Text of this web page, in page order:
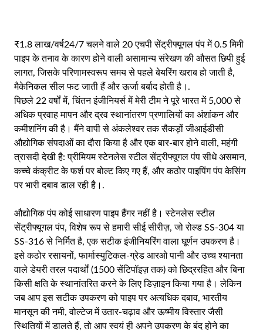
₹1.8 लाख/वर्ष24/7 चलने वाले 20 एचपी सेंट्रीफ्यूगल पंप में 0.5 मिमी
पाइप के तनाव के कारण होने वाली असामान्य संरेखण की औसत छिपी हुई
लागत, जिसके परिणामस्वरूप समय से पहले बेयरिंग खराब हो जाती है,
मैकेनिकल सील फट जाती हैं और ऊर्जा बर्बाद होती है।.
पिछले 22 वर्षों में, चिंतन इंजीनियर्स में मेरी टीम ने पूरे भारत में 5,000 से
अधिक प्रवाह मापन और द्रव स्थानांतरण प्रणालियों का अंशांकन और
कमीशनिंग की है। मैंने वापी से अंकलेश्वर तक सैकड़ों जीआईडीसी
औद्योगिक संपदाओं का दौरा किया है और एक बार-बार होने वाली, महंगी
त्रासदी देखी है: प्रीमियम स्टेनलेस स्टील सेंट्रीफ्यूगल पंप सीधे असमान,
कच्चे कंक्रीट के फर्श पर बोल्ट किए गए हैं, और कठोर पाइपिंग पंप केसिंग
पर भारी दबाव डाल रही है।.
औद्योगिक पंप कोई साधारण पाइप हैंगर नहीं है। स्टेनलेस स्टील
सेंट्रीफ्यूगल पंप, विशेष रूप से हमारी सीई सीरीज़, जो रोल्ड SS-304 या
SS-316 से निर्मित है, एक सटीक इंजीनियरिंग वाला घूर्णन उपकरण है।
इसे कठोर रसायनों, फार्मास्युटिकल-ग्रेड आरओ पानी और उच्च श्यानता
वाले डेयरी तरल पदार्थों (1500 सेंटिपॉइज़ तक) को छिद्ररहित और बिना
किसी क्षति के स्थानांतरित करने के लिए डिज़ाइन किया गया है। लेकिन
जब आप इस सटीक उपकरण को पाइप पर अत्यधिक दबाव, भारतीय
मानसून की नमी, वोल्टेज में उतार-चढ़ाव और ऊष्मीय विस्तार जैसी
स्थितियों में डालते हैं, तो आप स्वयं ही अपने उपकरण के बंद होने का